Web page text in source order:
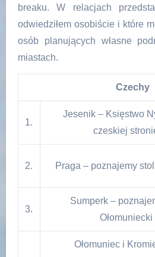
breaku. W relacjach
odwiedziłem osobiście i które
osób planujących własne
miastach.
Czechy
1.
Jesenik – Księstwo
czeskiej
2. Praga – poznajemy
3.
Sumperk –
Ołomuniecki
Ołomuniec i